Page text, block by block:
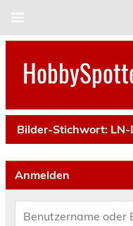
Bilder-Stichwort: LN-
Anmelden